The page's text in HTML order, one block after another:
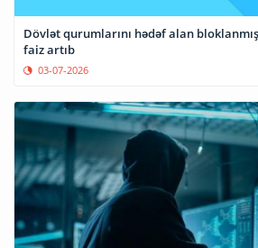
Dövlət qurumlarını hədəf alan
faiz artıb
03-07-2026